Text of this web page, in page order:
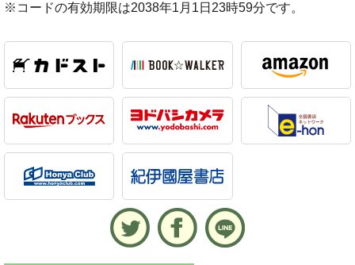
※コードの有効期限は2038年1月1日23時59分です。